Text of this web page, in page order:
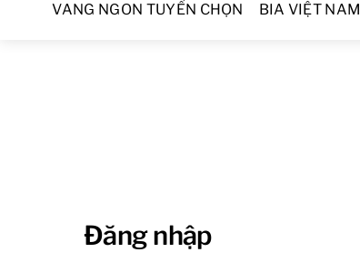
VANG NGON TUYỂN CHỌN BIA VIỆT NAM
Đăng nhập